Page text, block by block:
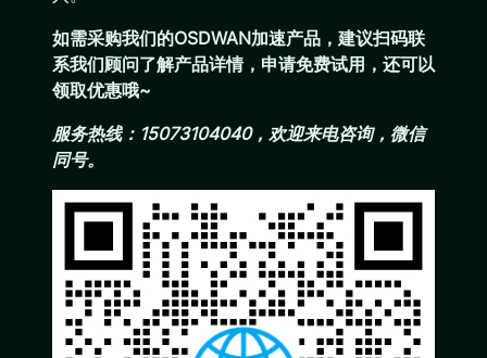
如需采购我们的OSDWAN加速产品，建议扫码联
系我们顾问了解产品详情，申请免费试用，还可以
领取优惠哦~
服务热线：15073104040，欢迎来电咨询，微信
同号。